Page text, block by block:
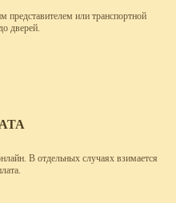
представителем или транспортной
дверей.
В отдельных случаях взимается